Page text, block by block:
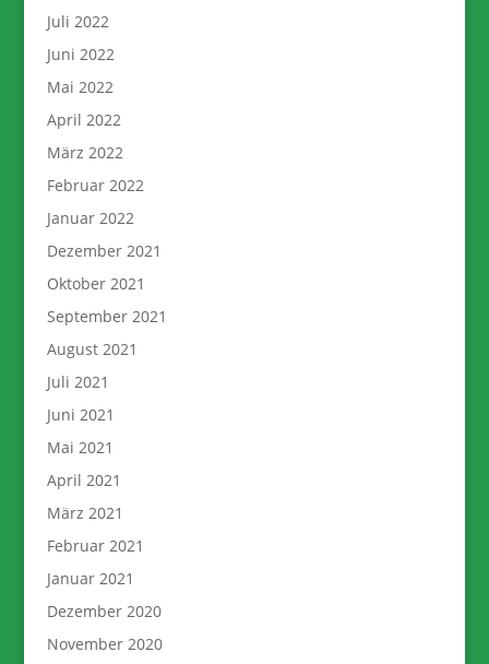
Juli 2022
Juni 2022
Mai 2022
April 2022
März 2022
Februar 2022
Januar 2022
Dezember 2021
Oktober 2021
September 2021
August 2021
Juli 2021
Juni 2021
Mai 2021
April 2021
März 2021
Februar 2021
Januar 2021
Dezember 2020
November 2020